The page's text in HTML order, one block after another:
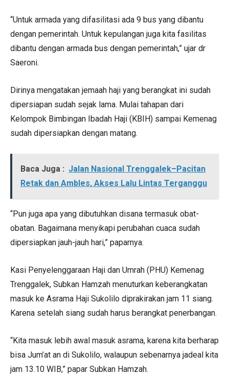
“Untuk armada yang difasilitasi ada 9 bus yang dibantu
dengan pemerintah. Untuk kepulangan juga kita fasilitas
dibantu dengan armada bus dengan pemerintah,” ujar dr
Saeroni.
Dirinya mengatakan jemaah haji yang berangkat ini sudah
dipersiapan sudah sejak lama. Mulai tahapan dari
Kelompok Bimbingan Ibadah Haji (KBIH) sampai Kemenag
sudah dipersiapkan dengan matang.
Baca Juga : Jalan Nasional Trenggalek–Pacitan
Retak dan Ambles, Akses Lalu Lintas Terganggu
“Pun juga apa yang dibutuhkan disana termasuk obat-
obatan. Bagaimana menyikapi perubahan cuaca sudah
dipersiapkan jauh-jauh hari,” paparnya.
Kasi Penyelenggaraan Haji dan Umrah (PHU) Kemenag
Trenggalek, Subkan Hamzah menuturkan keberangkatan
masuk ke Asrama Haji Sukolilo diprakirakan jam 11 siang.
Karena setelah siang sudah harus berangkat penerbangan.
“Kita masuk lebih awal masuk asrama, karena kita berharap
bisa Jum’at an di Sukolilo, walaupun sebenarnya jadeal kita
jam 13.10 WIB,” papar Subkan Hamzah.